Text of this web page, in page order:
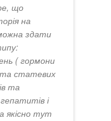
що
на
здати
( гормони
та статевих
та
і
якісно тут